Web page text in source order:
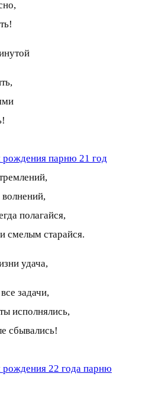
рождения парню 21 год
полагайся,
смелым старайся.
удача,
задачи,
исполнялись,
сбывались!
рождения 22 года парню